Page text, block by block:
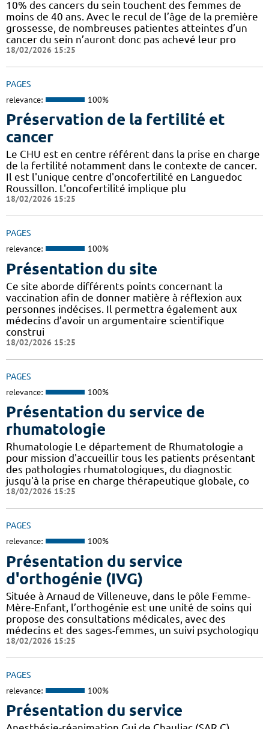
10% des cancers du sein touchent des femmes de
moins de 40 ans. Avec le recul de l’âge de la première
grossesse, de nombreuses patientes atteintes d’un
cancer du sein n’auront donc pas achevé leur pro
18/02/2026 15:25
PAGES
relevance: 100%
Préservation de la fertilité et
cancer
Le CHU est en centre référent dans la prise en charge
de la fertilité notamment dans le contexte de cancer.
Il est l'unique centre d'oncofertilité en Languedoc
Roussillon. L'oncofertilité implique plu
18/02/2026 15:25
PAGES
relevance: 100%
Présentation du site
Ce site aborde différents points concernant la
vaccination afin de donner matière à réflexion aux
personnes indécises. Il permettra également aux
médecins d’avoir un argumentaire scientifique
construi
18/02/2026 15:25
PAGES
relevance: 100%
Présentation du service de
rhumatologie
Rhumatologie Le département de Rhumatologie a
pour mission d'accueillir tous les patients présentant
des pathologies rhumatologiques, du diagnostic
jusqu'à la prise en charge thérapeutique globale, co
18/02/2026 15:25
PAGES
relevance: 100%
Présentation du service
d'orthogénie (IVG)
Située à Arnaud de Villeneuve, dans le pôle Femme-
Mère-Enfant, l’orthogénie est une unité de soins qui
propose des consultations médicales, avec des
médecins et des sages-femmes, un suivi psychologiqu
18/02/2026 15:25
PAGES
relevance: 100%
Présentation du service